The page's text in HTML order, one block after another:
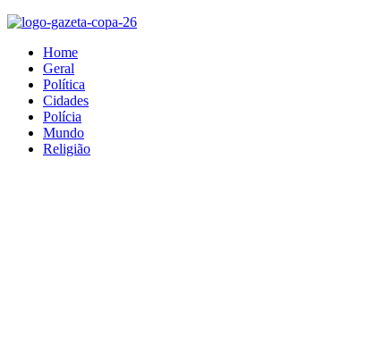
Home
Geral
Política
Cidades
Polícia
Mundo
Religião